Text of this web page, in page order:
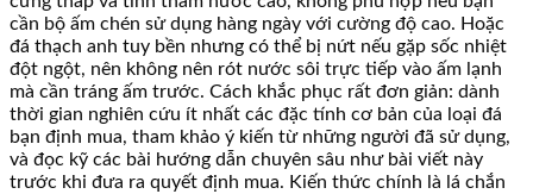
cần bộ ấm chén sử dụng hàng ngày với cường độ cao. Hoặc
đá thạch anh tuy bền nhưng có thể bị nứt nếu gặp sốc nhiệt
đột ngột, nên không nên rót nước sôi trực tiếp vào ấm lạnh
mà cần tráng ấm trước. Cách khắc phục rất đơn giản: dành
thời gian nghiên cứu ít nhất các đặc tính cơ bản của loại đá
bạn định mua, tham khảo ý kiến từ những người đã sử dụng,
và đọc kỹ các bài hướng dẫn chuyên sâu như bài viết này
trước khi đưa ra quyết định mua. Kiến thức chính là lá chắn